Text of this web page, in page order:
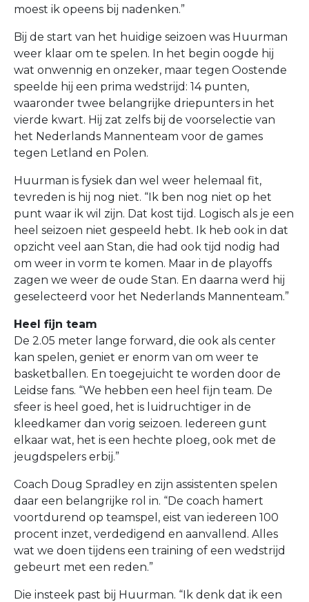
moest ik opeens bij nadenken.”
Bij de start van het huidige seizoen was Huurman
weer klaar om te spelen. In het begin oogde hij
wat onwennig en onzeker, maar tegen Oostende
speelde hij een prima wedstrijd: 14 punten,
waaronder twee belangrijke driepunters in het
vierde kwart. Hij zat zelfs bij de voorselectie van
het Nederlands Mannenteam voor de games
tegen Letland en Polen.
Huurman is fysiek dan wel weer helemaal fit,
tevreden is hij nog niet. “Ik ben nog niet op het
punt waar ik wil zijn. Dat kost tijd. Logisch als je een
heel seizoen niet gespeeld hebt. Ik heb ook in dat
opzicht veel aan Stan, die had ook tijd nodig had
om weer in vorm te komen. Maar in de playoffs
zagen we weer de oude Stan. En daarna werd hij
geselecteerd voor het Nederlands Mannenteam.”
Heel fijn team
De 2.05 meter lange forward, die ook als center
kan spelen, geniet er enorm van om weer te
basketballen. En toegejuicht te worden door de
Leidse fans. “We hebben een heel fijn team. De
sfeer is heel goed, het is luidruchtiger in de
kleedkamer dan vorig seizoen. Iedereen gunt
elkaar wat, het is een hechte ploeg, ook met de
jeugdspelers erbij.”
Coach Doug Spradley en zijn assistenten spelen
daar een belangrijke rol in. “De coach hamert
voortdurend op teamspel, eist van iedereen 100
procent inzet, verdedigend en aanvallend. Alles
wat we doen tijdens een training of een wedstrijd
gebeurt met een reden.”
Die insteek past bij Huurman. “Ik denk dat ik een